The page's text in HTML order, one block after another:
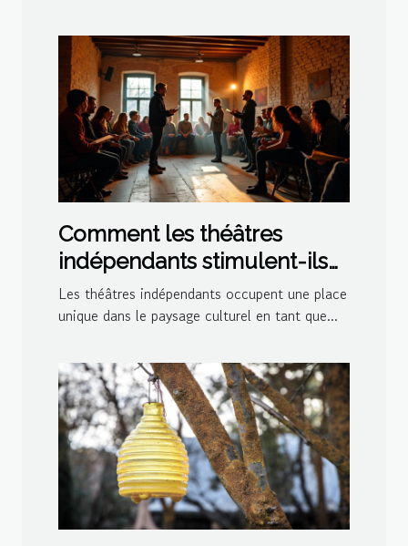
Comment les théâtres
indépendants stimulent-ils
la créativité culturelle ?
Les théâtres indépendants occupent une place
unique dans le paysage culturel en tant que...